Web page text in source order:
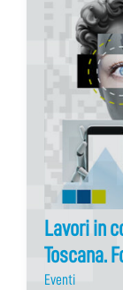
Lavori in
Toscana.
Eventi